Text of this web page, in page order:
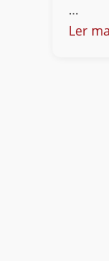
...
Ler